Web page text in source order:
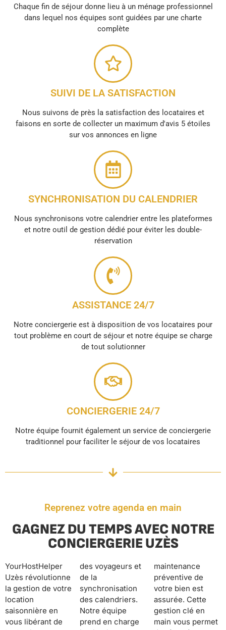
Chaque fin de séjour donne lieu à un ménage professionnel
dans lequel nos équipes sont guidées par une charte
complète
SUIVI DE LA SATISFACTION
Nous suivons de près la satisfaction des locataires et
faisons en sorte de collecter un maximum d'avis 5 étoiles
sur vos annonces en ligne
SYNCHRONISATION DU CALENDRIER
Nous synchronisons votre calendrier entre les plateformes
et notre outil de gestion dédié pour éviter les double-
réservation
ASSISTANCE 24/7
Notre conciergerie est à disposition de vos locataires pour
tout problème en court de séjour et notre équipe se charge
de tout solutionner
CONCIERGERIE 24/7
Notre équipe fournit également un service de conciergerie
traditionnel pour faciliter le séjour de vos locataires
Reprenez votre agenda en main
GAGNEZ DU TEMPS AVEC NOTRE
CONCIERGERIE UZÈS
YourHostHelper
Uzès révolutionne
la gestion de votre
location
saisonnière en
vous libérant de
des voyageurs et
de la
synchronisation
des calendriers.
Notre équipe
prend en charge
maintenance
préventive de
votre bien est
assurée. Cette
gestion clé en
main vous permet